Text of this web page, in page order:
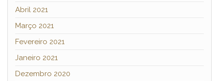
Abril 2021
Março 2021
Fevereiro 2021
Janeiro 2021
Dezembro 2020